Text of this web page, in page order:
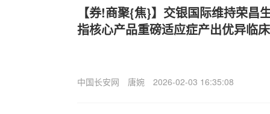
【券!商聚{焦}】交银国际维持荣昌
指核心产品重磅适应症产出优异临
中国长安网 唐婉 2026-02-03 16:35:08